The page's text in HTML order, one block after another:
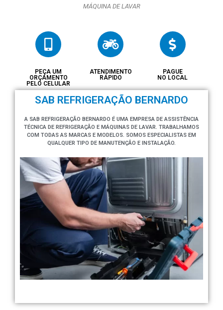
MÁQUINA DE LAVAR
PEÇA UM
ORÇAMENTO
PELO CELULAR
ATENDIMENTO
RÁPIDO
PAGUE
NO LOCAL
SAB REFRIGERAÇÃO BERNARDO
A SAB REFRIGERAÇÃO BERNARDO É UMA EMPRESA DE ASSISTÊNCIA
TÉCNICA DE REFRIGERAÇÃO E MÁQUINAS DE LAVAR. TRABALHAMOS
COM TODAS AS MARCAS E MODELOS. SOMOS ESPECIALISTAS EM
QUALQUER TIPO DE MANUTENÇÃO E INSTALAÇÃO.